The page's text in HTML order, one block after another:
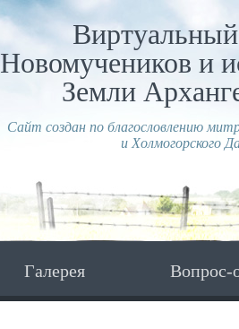
Новомучеников и
Земли
Сайт создан по благословлению
и Холмогорского
Галерея Вопрос-